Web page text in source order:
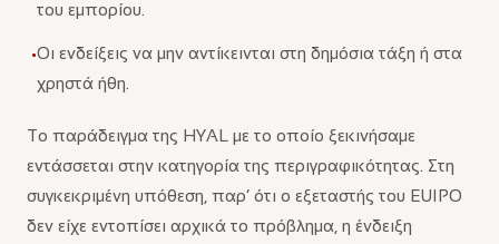
του εμπορίου.
•Οι ενδείξεις να μην αντίκεινται στη δημόσια τάξη ή στα
χρηστά ήθη.
Το παράδειγμα της HYAL με το οποίο ξεκινήσαμε
εντάσσεται στην κατηγορία της περιγραφικότητας. Στη
συγκεκριμένη υπόθεση, παρ’ ότι ο εξεταστής του EUIPO
δεν είχε εντοπίσει αρχικά το πρόβλημα, η ένδειξη